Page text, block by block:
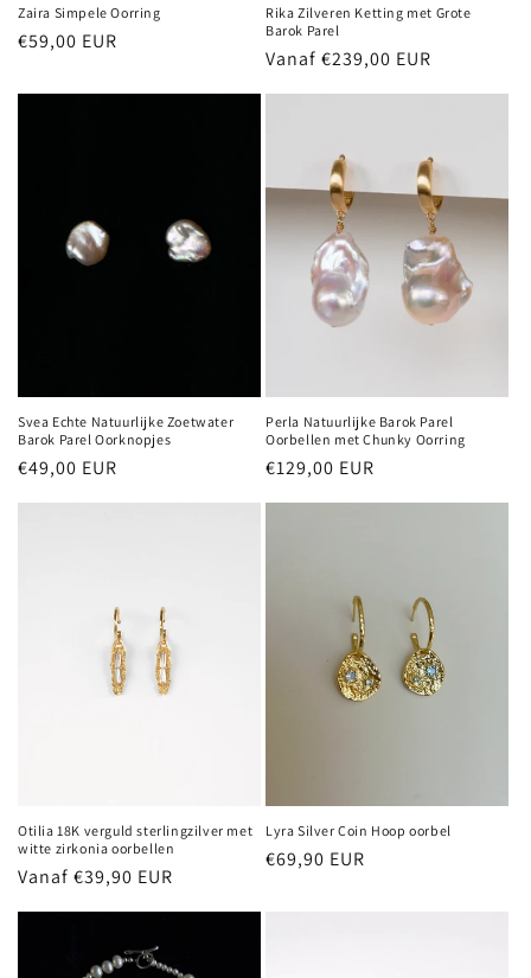
Zaira Simpele Oorring
Normale
€59,00 EUR
Rika Zilveren Ketting met Grote
Barok Parel
Normale
Vanaf €239,00 EUR
Svea Echte Natuurlijke Zoetwater
Barok Parel Oorknopjes
Normale
€49,00 EUR
Perla Natuurlijke Barok Parel
Oorbellen met Chunky Oorring
Normale
€129,00 EUR
Otilia 18K verguld sterlingzilver met
witte zirkonia oorbellen
Normale
prijs
Vanaf €39,90 EUR
Lyra Silver Coin Hoop oorbel
Normale
€69,90 EUR